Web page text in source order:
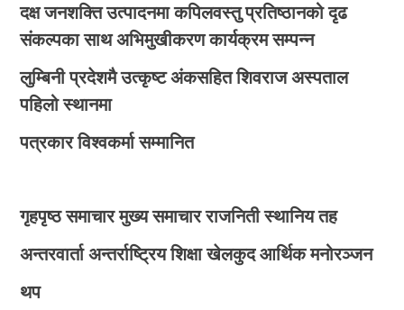
दक्ष जनशक्ति उत्पादनमा कपिलवस्तु प्रतिष्ठानको दृढ
संकल्पका साथ अभिमुखीकरण कार्यक्रम सम्पन्न
लुम्बिनी प्रदेशमै उत्कृष्ट अंकसहित शिवराज अस्पताल
पहिलो स्थानमा
पत्रकार विश्वकर्मा सम्मानित
गृहपृष्ठ समाचार मुख्य समाचार राजनिती स्थानिय तह
अन्तरवार्ता अन्तर्राष्ट्रिय शिक्षा खेलकुद आर्थिक मनोरञ्जन
थप